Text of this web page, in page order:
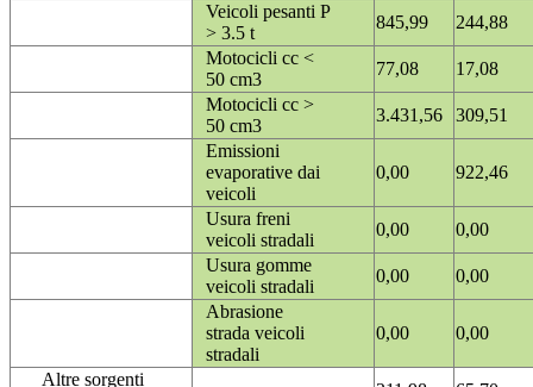
Veicoli pesanti P
> 3.5 t
845,99
244,88
Motocicli cc <
50 cm3
77,08
17,08
Motocicli cc >
50 cm3
3.431,56
309,51
Emissioni
evaporative dai
veicoli
0,00 922,46
Usura freni
veicoli stradali
0,00
0,00
Usura gomme
veicoli stradali
0,00
0,00
Abrasione
strada veicoli
stradali
0,00 0,00
Altre sorgenti